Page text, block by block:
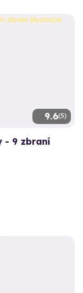
9.6(5)
- 9 zbraní